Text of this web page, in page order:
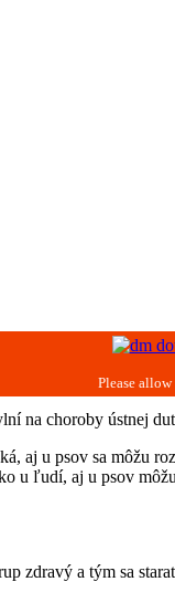
na choroby ústnej
aj u psov sa môžu
u ľudí, aj u psov
zdravý a tým sa